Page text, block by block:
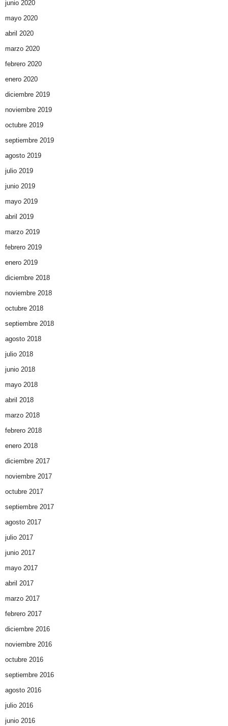
junio 2020
mayo 2020
abril 2020
marzo 2020
febrero 2020
enero 2020
diciembre 2019
noviembre 2019
octubre 2019
septiembre 2019
agosto 2019
julio 2019
junio 2019
mayo 2019
abril 2019
marzo 2019
febrero 2019
enero 2019
diciembre 2018
noviembre 2018
octubre 2018
septiembre 2018
agosto 2018
julio 2018
junio 2018
mayo 2018
abril 2018
marzo 2018
febrero 2018
enero 2018
diciembre 2017
noviembre 2017
octubre 2017
septiembre 2017
agosto 2017
julio 2017
junio 2017
mayo 2017
abril 2017
marzo 2017
febrero 2017
diciembre 2016
noviembre 2016
octubre 2016
septiembre 2016
agosto 2016
julio 2016
junio 2016